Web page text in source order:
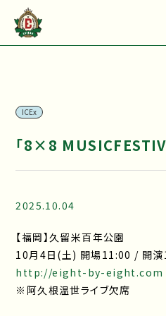
ICEx
「8×8
2025.10.04
【福岡】久留米百年公園
10月4日(土) 開場11:00 / 開演
http://eight-by-eight.com
※阿久根温世ライブ欠席